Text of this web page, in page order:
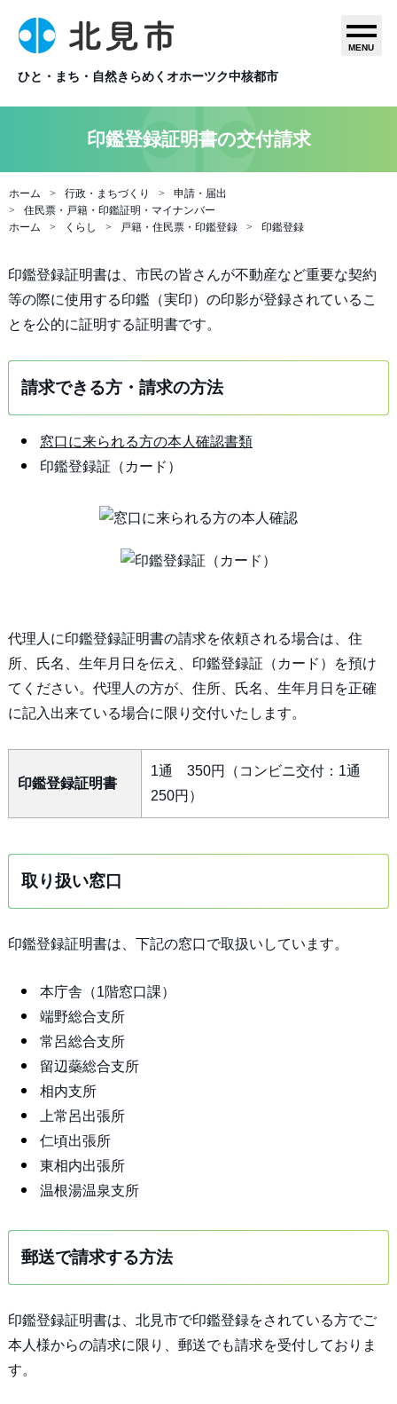
ひと・まち・自然きらめくオホーツク中核都市
MENU
印鑑登録証明書の交付請求
ホーム 行政・まちづくり
申請・届出
住民票・戸籍・印鑑証明・マイナンバー
ホーム
くらし 戸籍・住民票・印鑑登録 印鑑登録
印鑑登録証明書は、市民の皆さんが不動産など重要な契約
等の際に使用する印鑑（実印）の印影が登録されているこ
とを公的に証明する証明書です。
請求できる方・請求の方法
窓口に来られる方の本人確認書類
印鑑登録証（カード）
代理人に印鑑登録証明書の請求を依頼される場合は、住
所、氏名、生年月日を伝え、印鑑登録証（カード）を預け
てください。代理人の方が、住所、氏名、生年月日を正確
に記入出来ている場合に限り交付いたします。
印鑑登録証明書
1通 350円（コンビニ交付：1通
250円）
取り扱い窓口
印鑑登録証明書は、下記の窓口で取扱いしています。
本庁舎（1階窓口課）
端野総合支所
常呂総合支所
留辺蘂総合支所
相内支所
上常呂出張所
仁頃出張所
東相内出張所
温根湯温泉支所
郵送で請求する方法
印鑑登録証明書は、北見市で印鑑登録をされている方でご
本人様からの請求に限り、郵送でも請求を受付しておりま
す。